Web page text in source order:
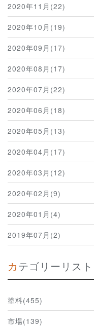
2020年11月(22)
2020年10月(19)
2020年09月(17)
2020年08月(17)
2020年07月(22)
2020年06月(18)
2020年05月(13)
2020年04月(17)
2020年03月(12)
2020年02月(9)
2020年01月(4)
2019年07月(2)
カテゴリーリスト
塗料(455)
市場(139)